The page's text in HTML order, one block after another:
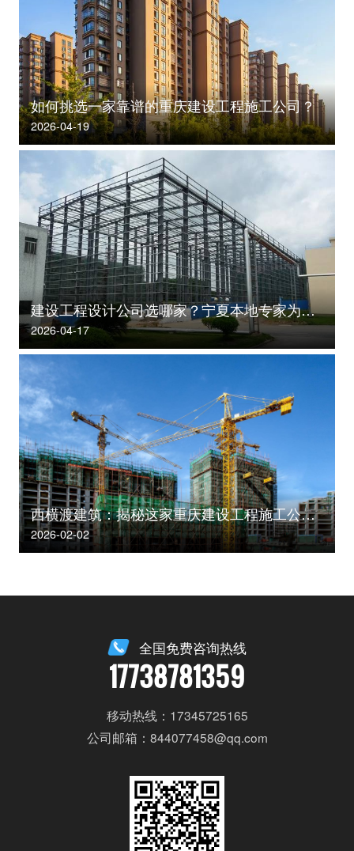
如何挑选一家靠谱的重庆建设工程施工公司？
2026-04-19
建设工程设计公司选哪家？宁夏本地专家为你揭秘
2026-04-17
西横渡建筑：揭秘这家重庆建设工程施工公司的核心竞争力
2026-02-02
全国免费咨询热线
17738781359
移动热线：17345725165
公司邮箱：844077458@qq.com